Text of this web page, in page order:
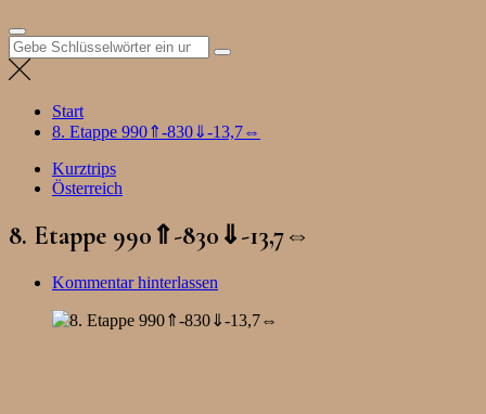
Suchen
nach:
Start
8. Etappe 990⇑-830⇓-13,7⇔
Kurztrips
Österreich
8. Etappe 990⇑-830⇓-13,7⇔
Kommentar hinterlassen